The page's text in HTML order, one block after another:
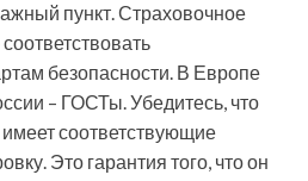
пункт. Страховочное
безопасности. В Европе
– ГОСТы. Убедитесь, что
соответствующие
Это гарантия того, что он